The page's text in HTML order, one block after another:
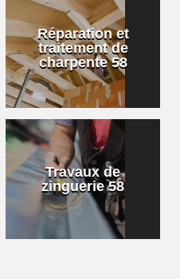
Réparation et
traitement de
charpente 58
Travaux de
zinguerie 58